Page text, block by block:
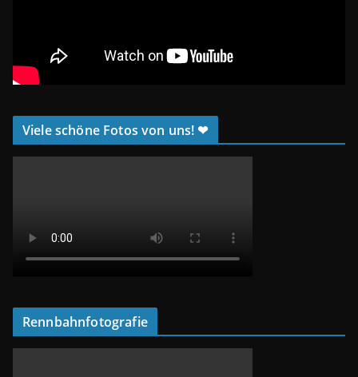
Viele schöne Fotos von uns! ❤
Rennbahnfotografie